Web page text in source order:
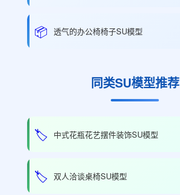
📦 透气的办公椅椅子SU模型
同类SU模型推荐
🏷️ 中式花瓶花艺摆件装饰SU模型
🏷️ 双人洽谈桌椅SU模型